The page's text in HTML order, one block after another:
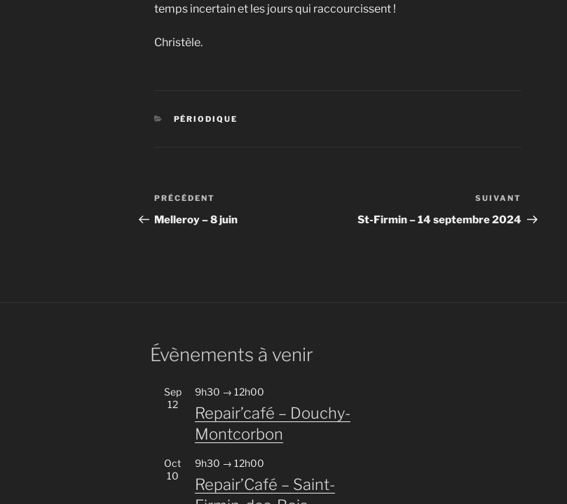
temps incertain et les jours qui raccourcissent !
Christèle.
CATÉGORIES
PÉRIODIQUE
Navigation
de
Article
précédent
PRÉCÉDENT
Melleroy – 8 juin
suivant
SUIVANT
St-Firmin – 14 septembre 2024
Évènements à venir
Sep
12
9h30 → 12h00
Repair’café – Douchy-
Montcorbon
Oct
10
9h30 → 12h00
Repair’Café – Saint-